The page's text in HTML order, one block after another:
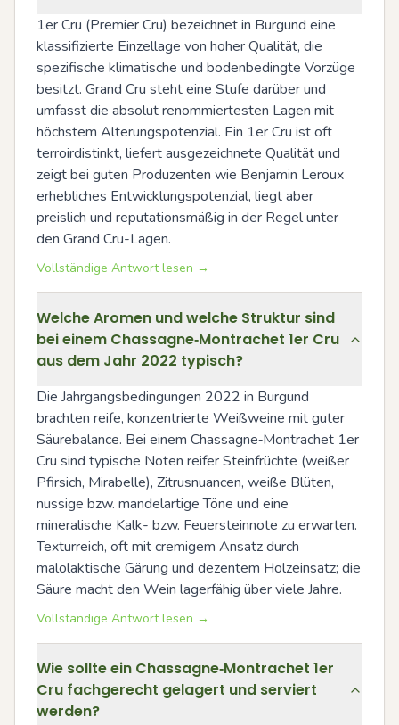
1er Cru (Premier Cru) bezeichnet in Burgund eine
klassifizierte Einzellage von hoher Qualität, die
spezifische klimatische und bodenbedingte Vorzüge
besitzt. Grand Cru steht eine Stufe darüber und
umfasst die absolut renommiertesten Lagen mit
höchstem Alterungspotenzial. Ein 1er Cru ist oft
terroirdistinkt, liefert ausgezeichnete Qualität und
zeigt bei guten Produzenten wie Benjamin Leroux
erhebliches Entwicklungspotenzial, liegt aber
preislich und reputationsmäßig in der Regel unter
den Grand Cru-Lagen.
Vollständige Antwort lesen →
Welche Aromen und welche Struktur sind
bei einem Chassagne‑Montrachet 1er Cru
aus dem Jahr 2022 typisch?
Die Jahrgangsbedingungen 2022 in Burgund
brachten reife, konzentrierte Weißweine mit guter
Säurebalance. Bei einem Chassagne‑Montrachet 1er
Cru sind typische Noten reifer Steinfrüchte (weißer
Pfirsich, Mirabelle), Zitrusnuancen, weiße Blüten,
nussige bzw. mandelartige Töne und eine
mineralische Kalk- bzw. Feuersteinnote zu erwarten.
Texturreich, oft mit cremigem Ansatz durch
malolaktische Gärung und dezentem Holzeinsatz; die
Säure macht den Wein lagerfähig über viele Jahre.
Vollständige Antwort lesen →
Wie sollte ein Chassagne‑Montrachet 1er
Cru fachgerecht gelagert und serviert
werden?